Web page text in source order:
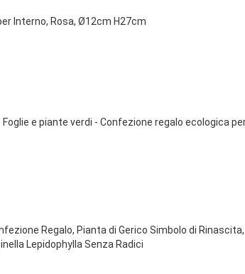
Interno, Rosa, Ø12cm H27cm
e piante verdi - Confezione regalo ecologica
Regalo, Pianta di Gerico Simbolo di
Lepidophylla Senza Radici